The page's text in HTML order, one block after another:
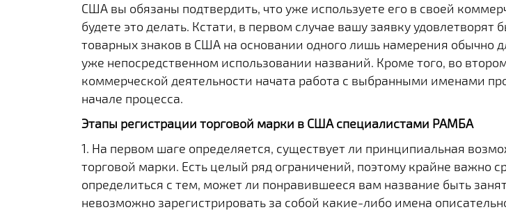
США вы обязаны подтвердить, что уже используете его в своей
будете это делать. Кстати, в первом случае вашу заявку
товарных знаков в США на основании одного лишь намерения обычно
уже непосредственном использовании названий. Кроме того, во
коммерческой деятельности начата работа с выбранными именами
начале процесса.
Этапы регистрации торговой марки в США специалистами РАМБА
1. На первом шаге определяется, существует ли принципиальная
торговой марки. Есть целый ряд ограничений, поэтому крайне важно
определиться с тем, может ли понравившееся вам название быть
невозможно зарегистрировать за собой какие-либо имена